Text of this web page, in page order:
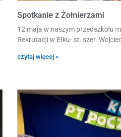
Spotkanie z Żołnierzami
12 maja w naszym przedszkolu
Rekrutacji w Ełku- st. szer.
czytaj więcej »